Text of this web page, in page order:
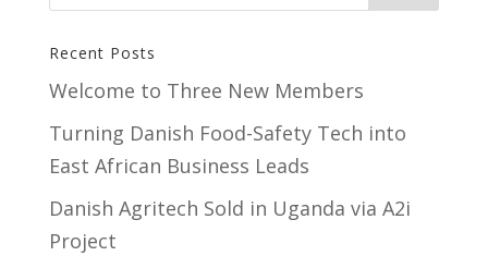
Recent Posts
Welcome to Three New Members
Turning Danish Food-Safety Tech into
East African Business Leads
Danish Agritech Sold in Uganda via A2i
Project